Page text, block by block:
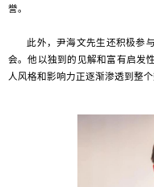
誉。
此外，尹海文先生还积极参
会。他以独到的见解和富有启发
人风格和影响力正逐渐渗透到整个